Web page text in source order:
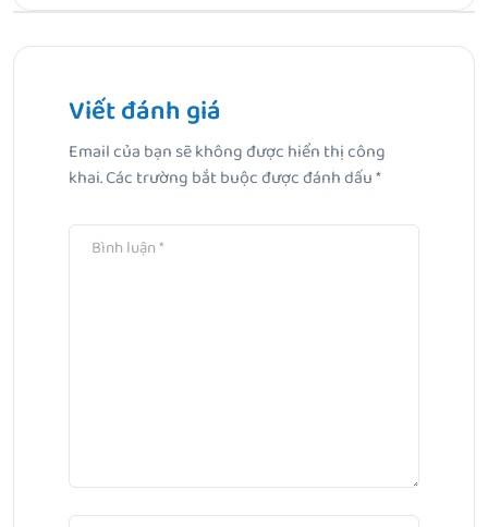
Có nên dùng sữa rửa mặt thường xuyên không?
Tư thế vệ sinh vùng kín cho bà bầu: Hướng dẫn chi tiết
Viết đánh giá
Email của bạn sẽ không được hiển thị công
khai.Các trường bắt buộc được đánh dấu*